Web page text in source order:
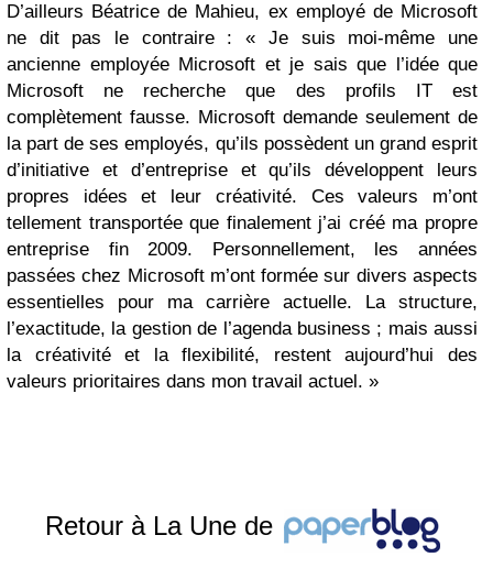
D’ailleurs Béatrice de Mahieu, ex employé de Microsoft
ne dit pas le contraire : « Je suis moi-même une
ancienne employée Microsoft et je sais que l’idée que
Microsoft ne recherche que des profils IT est
complètement fausse. Microsoft demande seulement de
la part de ses employés, qu’ils possèdent un grand esprit
d’initiative et d’entreprise et qu’ils développent leurs
propres idées et leur créativité. Ces valeurs m’ont
tellement transportée que finalement j’ai créé ma propre
entreprise fin 2009. Personnellement, les années
passées chez Microsoft m’ont formée sur divers aspects
essentielles pour ma carrière actuelle. La structure,
l’exactitude, la gestion de l’agenda business ; mais aussi
la créativité et la flexibilité, restent aujourd’hui des
valeurs prioritaires dans mon travail actuel. »
Retour à La Une de